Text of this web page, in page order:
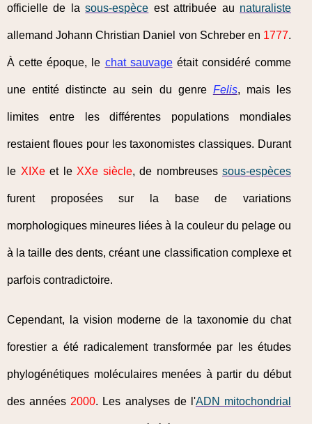
officielle de lasous-espèce est attribuée au naturaliste
allemand Johann Christian Daniel von Schreber en 1777.
À cette époque, le chat sauvageétait considéré comme
une entité distincte au sein du genre Felis, mais les
limites entre les différentes populations mondiales
restaient floues pour les taxonomistes classiques. Durant
le XIXeet le XXe siècle, de nombreuses sous-espèces
furent proposées sur la base de variations
morphologiques mineures liées à la couleur du pelage ou
à la taille des dents, créant une classification complexe et
parfois contradictoire.
Cependant, la vision moderne de la taxonomie du chat
forestier a été radicalement transformée par les études
phylogénétiques moléculaires menées à partir du début
des années 2000. Les analyses de l'ADN mitochondrial